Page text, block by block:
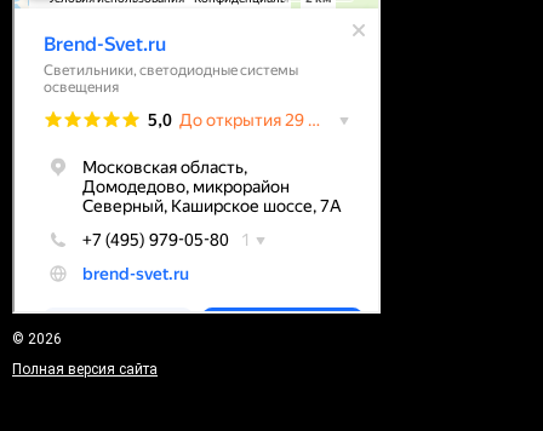
© 2026
Полная версия сайта